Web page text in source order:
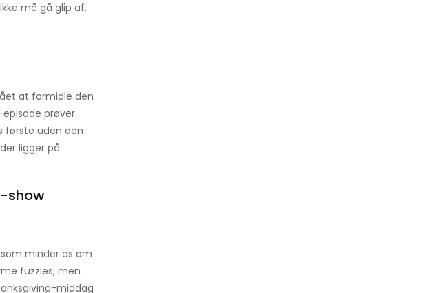
må gå glip af.
at formidle den
prøver
første uden den
ligger på
minder os om
fuzzies, men
middag